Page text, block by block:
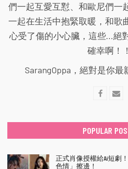
們一起互愛互懟、和歐尼們一
一起在生活中抱緊取暖，和歌
心受了傷的小心臟，這些...絕
確幸啊！！
SarangOppa，絕對是你最
POPULAR
正式肖像授權給Ai短劇
色情」擦邊！